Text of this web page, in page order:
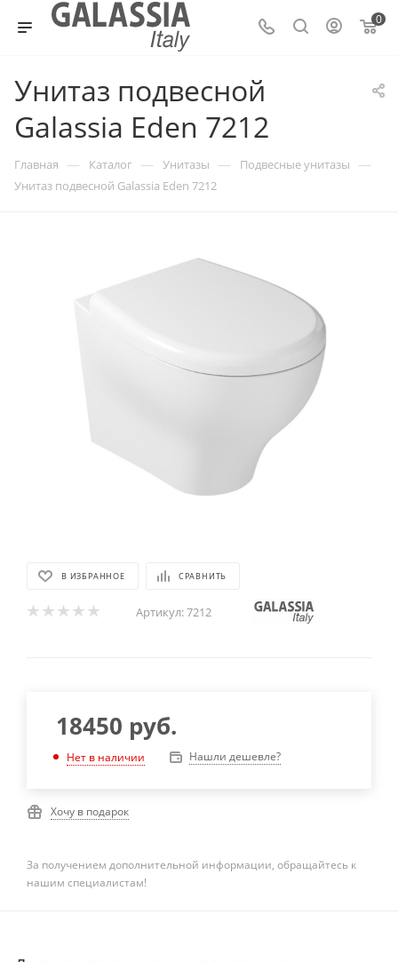
0
Унитаз подвесной
Galassia Eden 7212
Главная — Каталог — Унитазы — Подвесные унитазы —
Унитаз подвесной Galassia Eden 7212
В ИЗБРАННОЕ СРАВНИТЬ
Артикул:7212
18450 руб.
Нет в наличии Нашли дешевле?
Хочу в подарок
За получением дополнительной информации, обращайтесь к
нашим специалистам!